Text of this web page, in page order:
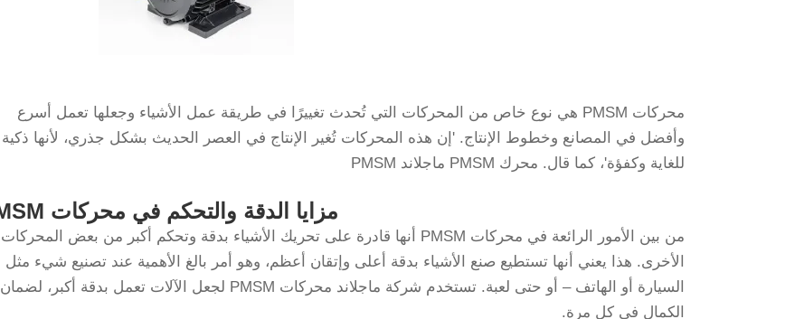
محركات PMSM هي نوع خاص من المحركات التي تُحدث تغييرًا في طريقة عمل الأشياء وجعلها تعمل أسرع
وأفضل في المصانع وخطوط الإنتاج. 'إن هذه المحركات تُغير الإنتاج في العصر الحديث بشكل جذري، لأنها ذكية
للغاية وكفؤة'، كما قال. محرك PMSM ماجلاند PMSM
مزايا الدقة والتحكم في محركات PMSM
من بين الأمور الرائعة في محركات PMSM أنها قادرة على تحريك الأشياء بدقة وتحكم أكبر من بعض المحركات
الأخرى. هذا يعني أنها تستطيع صنع الأشياء بدقة أعلى وإتقان أعظم، وهو أمر بالغ الأهمية عند تصنيع شيء مثل
السيارة أو الهاتف – أو حتى لعبة. تستخدم شركة ماجلاند محركات PMSM لجعل الآلات تعمل بدقة أكبر، لضمان
الكمال في كل مرة.